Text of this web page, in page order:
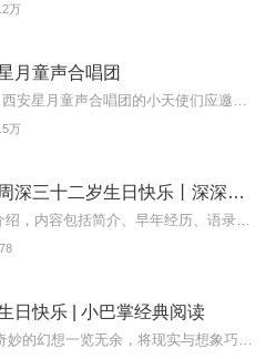
万
月童声合唱团
万
丨周深特辑丨周深三十二岁生日快乐丨深深加油丨
日快乐 | 小巴掌经典阅读